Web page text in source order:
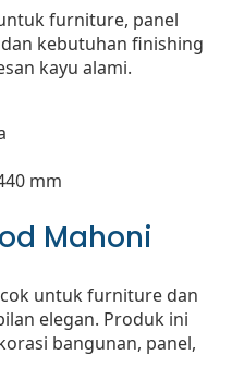
furniture, panel
kebutuhan finishing
kayu alami.
mm
Mahoni
untuk furniture dan
elegan. Produk ini
bangunan, panel,